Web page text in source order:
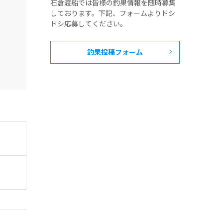
石倉渡船では皆様の釣果情報を随時募集
しております。下記、フォームよりドシ
ドシ応募してください。
釣果投稿フォーム